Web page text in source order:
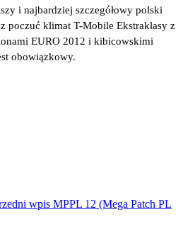
i najbardziej szczegółowy polski
poczuć klimat T-Mobile Ekstraklasy z
EURO 2012 i kibicowskimi
obowiązkowy.
wpis MPPL 12 (Mega Patch PL